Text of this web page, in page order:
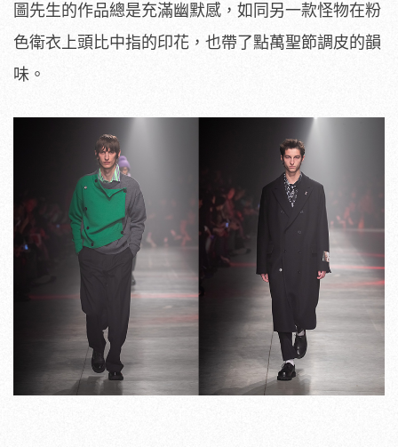
圖先生的作品總是充滿幽默感，如同另一款怪物在粉
色衛衣上頭比中指的印花，也帶了點萬聖節調皮的韻
味。